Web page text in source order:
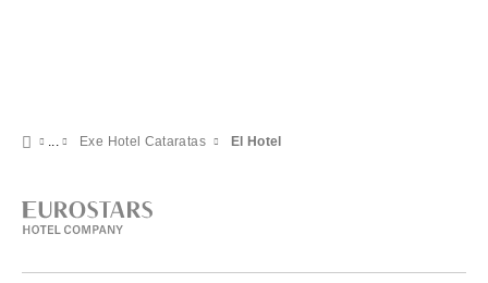
Exe Hotel Cataratas El Hotel